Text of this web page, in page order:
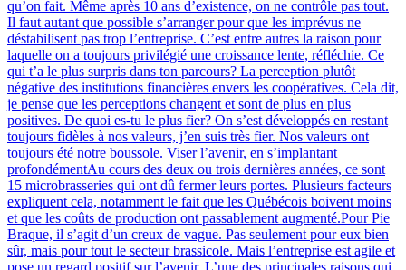
qu’on fait. Même après 10 ans d’existence, on ne contrôle pas tout.
Il faut autant que possible s’arranger pour que les imprévus ne
déstabilisent pas trop l’entreprise. C’est entre autres la raison pour
laquelle on a toujours privilégié une croissance lente, réfléchie. Ce
qui t’a le plus surpris dans ton parcours? La perception plutôt
négative des institutions financières envers les coopératives. Cela dit,
je pense que les perceptions changent et sont de plus en plus
positives. De quoi es-tu le plus fier? On s’est développés en restant
toujours fidèles à nos valeurs, j’en suis très fier. Nos valeurs ont
toujours été notre boussole. Viser l’avenir, en s’implantant
profondémentAu cours des deux ou trois dernières années, ce sont
15 microbrasseries qui ont dû fermer leurs portes. Plusieurs facteurs
expliquent cela, notamment le fait que les Québécois boivent moins
et que les coûts de production ont passablement augmenté.Pour Pie
Braque, il s’agit d’un creux de vague. Pas seulement pour eux bien
sûr, mais pour tout le secteur brassicole. Mais l’entreprise est agile et